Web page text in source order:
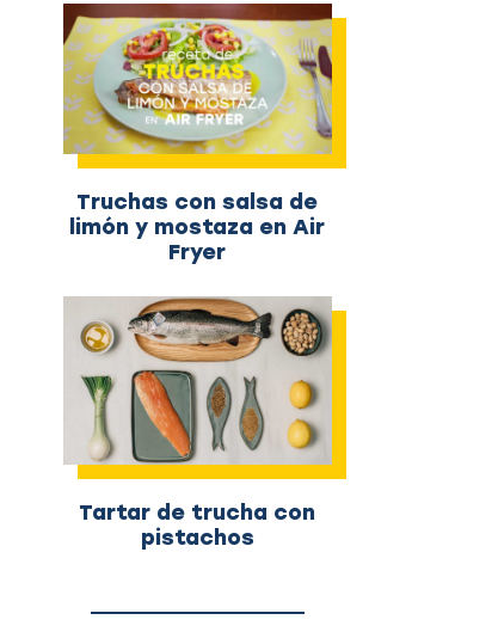
Truchas con salsa de
limón y mostaza en Air
Fryer
Tartar de trucha con
pistachos